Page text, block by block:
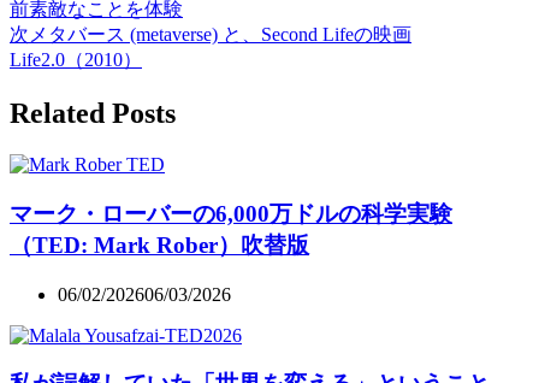
前素敵なことを体験
次 メタバース (metaverse) と、Second Lifeの映画
Life2.0（2010）
Related Posts
マーク・ローバーの6,000万ドルの科学実験
（TED: Mark Rober）吹替版
06/02/202606/03/2026